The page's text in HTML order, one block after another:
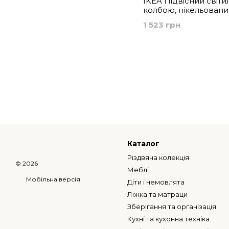
колбою,
різнокольоровий
1 523 грн
© 2026
Мобільна версія
Каталог
Різдвяна колекція
Меблі
Діти і немовлята
Ліжка та матраци
Зберігання та організація
Кухні та кухонна техніка